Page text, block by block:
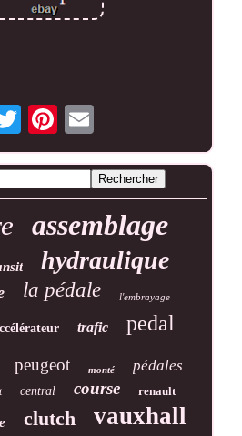
assemblage
hydraulique
la pédale l'embrayage
trafic pedal
peugeot monté pédales
central course renault
clutch vauxhall